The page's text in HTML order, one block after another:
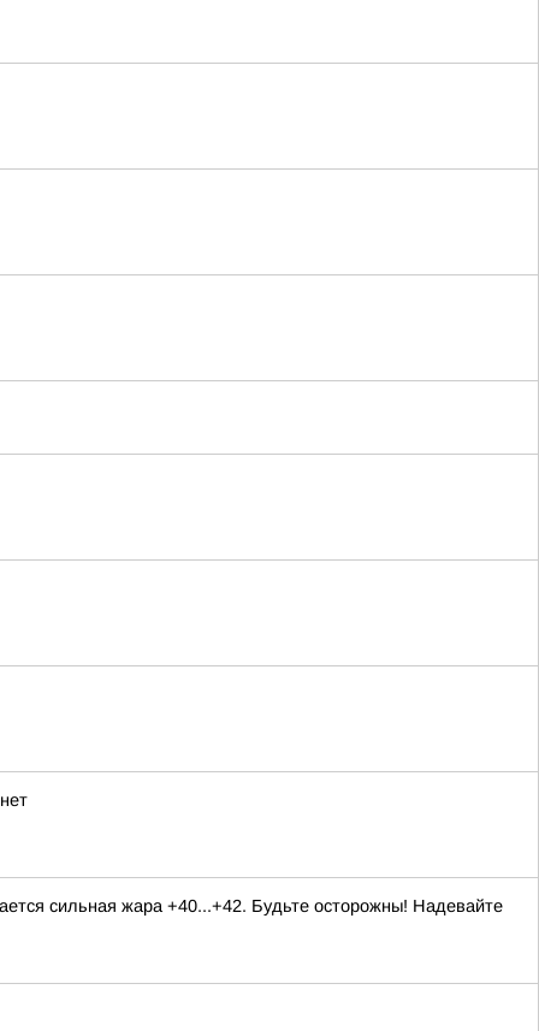
сильная жара +40...+42. Будьте осторожны! Надевайте